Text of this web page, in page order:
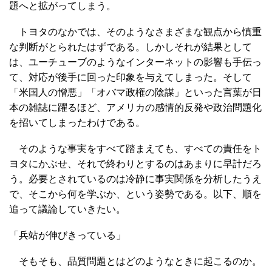
題へと拡がってしまう。
トヨタのなかでは、そのようなさまざまな観点から慎重
な判断がとられたはずである。しかしそれが結果として
は、ユーチューブのようなインターネットの影響も手伝っ
て、対応が後手に回った印象を与えてしまった。そして
「米国人の憎悪」「オバマ政権の陰謀」といった言葉が日
本の雑誌に躍るほど、アメリカの感情的反発や政治問題化
を招いてしまったわけである。
そのような事実をすべて踏まえても、すべての責任をト
ヨタにかぶせ、それで終わりとするのはあまりに早計だろ
う。必要とされているのは冷静に事実関係を分析したうえ
で、そこから何を学ぶか、という姿勢である。以下、順を
追って議論していきたい。
「兵站が伸びきっている」
そもそも、品質問題とはどのようなときに起こるのか。